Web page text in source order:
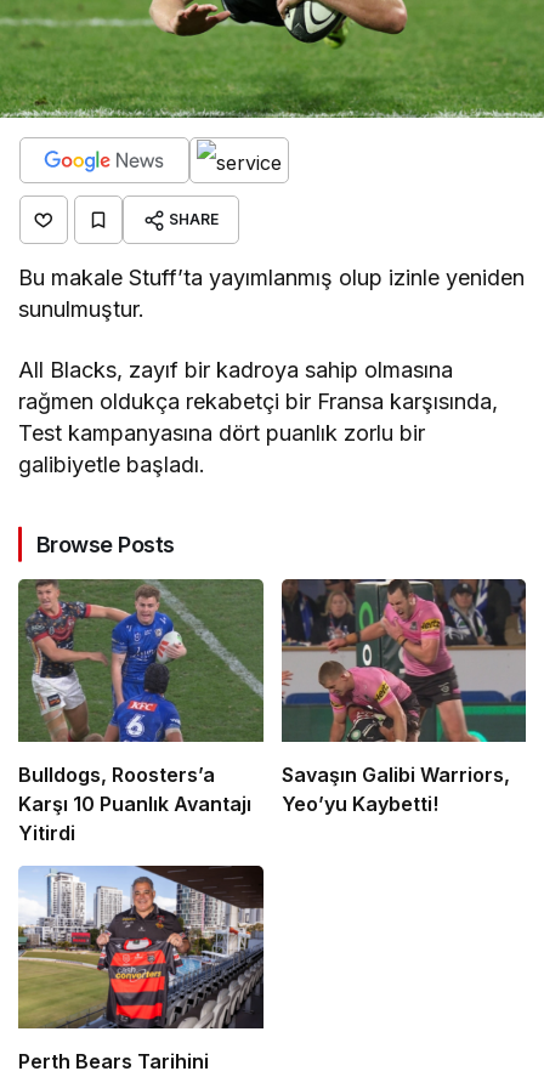
SHARE
Bu makale Stuff’ta yayımlanmış olup izinle yeniden
sunulmuştur.
All Blacks, zayıf bir kadroya sahip olmasına
rağmen oldukça rekabetçi bir Fransa karşısında,
Test kampanyasına dört puanlık zorlu bir
galibiyetle başladı.
Browse Posts
Bulldogs, Roosters’a
Karşı 10 Puanlık Avantajı
Yitirdi
Savaşın Galibi Warriors,
Yeo’yu Kaybetti!
Perth Bears Tarihini